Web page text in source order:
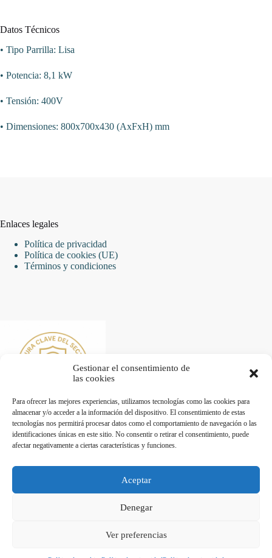
Gestionar el consentimiento de
las cookies
Para ofrecer las mejores experiencias, utilizamos tecnologías como las cookies para
almacenar y/o acceder a la información del dispositivo. El consentimiento de estas
tecnologías nos permitirá procesar datos como el comportamiento de navegación o las
identificaciones únicas en este sitio. No consentir o retirar el consentimiento, puede
afectar negativamente a ciertas características y funciones.
Aceptar
Denegar
Ver preferencias
Datos Técnicos
• Tipo Parrilla: Lisa
• Potencia: 8,1 kW
• Tensión: 400V
• Dimensiones: 800x700x430 (AxFxH) mm
Enlaces legales
Política de privacidad
Política de cookies (UE)
Términos y condiciones
Maquinaria de Hostelería en Valencia - Hostelecan © 2026